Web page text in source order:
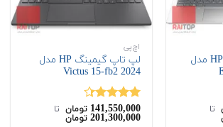
لپ تاپ 16 اینچی HP مدل
‌ تا ‌
اچ‌پی
لپ تاپ گیمینگ HP مدل
Victus 15-fb2 2024
نمره4.33
از 5
141,550,000 تومان ‌ تا ‌
201,300,000 تومان